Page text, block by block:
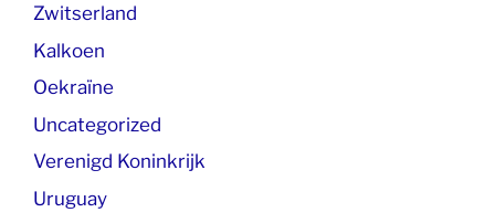
Zwitserland
Kalkoen
Oekraïne
Uncategorized
Verenigd Koninkrijk
Uruguay